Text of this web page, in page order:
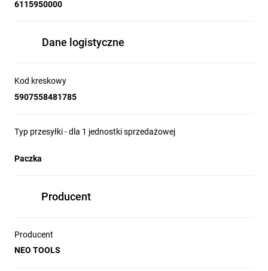
6115950000
Dane logistyczne
Kod kreskowy
5907558481785
Typ przesyłki - dla 1 jednostki sprzedażowej
Paczka
Producent
Producent
NEO TOOLS